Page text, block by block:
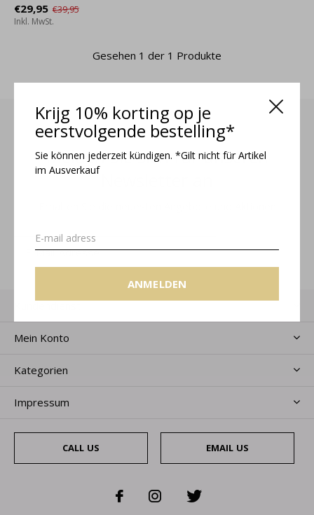
Krijg 10% korting op je
eerstvolgende bestelling*
Sie können jederzeit kündigen. *Gilt nicht für Artikel
im Ausverkauf
ANMELDEN
€29,95 €39,95
Inkl. MwSt.
Gesehen 1 der 1 Produkte
Melden Sie sich für unseren
ANMELDEN
Kundendienst
Mein Konto
Kategorien
Impressum
CALL US EMAIL US